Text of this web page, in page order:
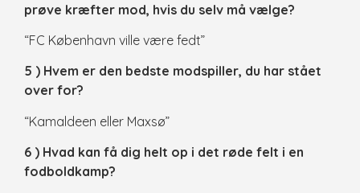
prøve kræfter mod, hvis du selv må vælge?
“FC København ville være fedt”
5 ) Hvem er den bedste modspiller, du har stået
over for?
“Kamaldeen eller Maxsø”
6 ) Hvad kan få dig helt op i det røde felt i en
fodboldkamp?